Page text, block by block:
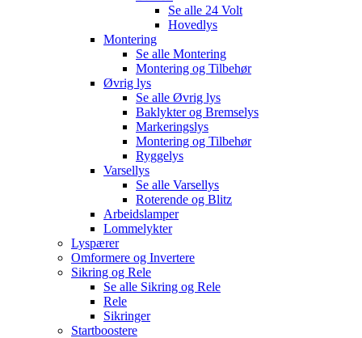
Se alle 24 Volt
Hovedlys
Montering
Se alle Montering
Montering og Tilbehør
Øvrig lys
Se alle Øvrig lys
Baklykter og Bremselys
Markeringslys
Montering og Tilbehør
Ryggelys
Varsellys
Se alle Varsellys
Roterende og Blitz
Arbeidslamper
Lommelykter
Lyspærer
Omformere og Invertere
Sikring og Rele
Se alle Sikring og Rele
Rele
Sikringer
Startboostere